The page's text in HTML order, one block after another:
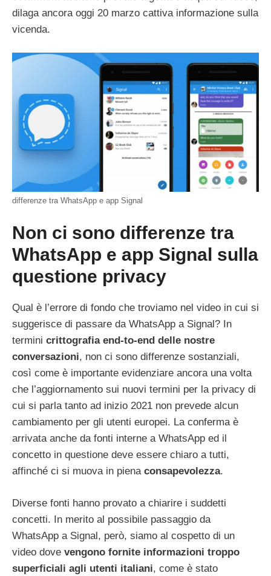
dilaga ancora oggi 20 marzo cattiva informazione sulla
vicenda.
differenze tra WhatsApp e app Signal
Non ci sono differenze tra
WhatsApp e app Signal sulla
questione privacy
Qual è l’errore di fondo che troviamo nel video in cui si
suggerisce di passare da WhatsApp a Signal? In
termini crittografia end-to-end delle nostre
conversazioni, non ci sono differenze sostanziali,
così come è importante evidenziare ancora una volta
che l’aggiornamento sui nuovi termini per la privacy di
cui si parla tanto ad inizio 2021 non prevede alcun
cambiamento per gli utenti europei. La conferma è
arrivata anche da fonti interne a WhatsApp ed il
concetto in questione deve essere chiaro a tutti,
affinché ci si muova in piena consapevolezza.
Diverse fonti hanno provato a chiarire i suddetti
concetti. In merito al possibile passaggio da
WhatsApp a Signal, però, siamo al cospetto di un
video dove vengono fornite informazioni troppo
superficiali agli utenti italiani, come è stato